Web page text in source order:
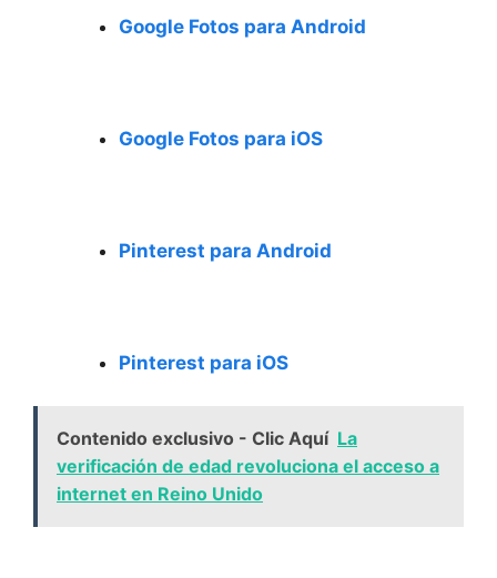
Google Fotos para ‌Android
Google Fotos para iOS
Pinterest para Android
Pinterest para iOS
Contenido exclusivo - Clic Aquí La
verificación de edad revoluciona el acceso a
internet en Reino Unido